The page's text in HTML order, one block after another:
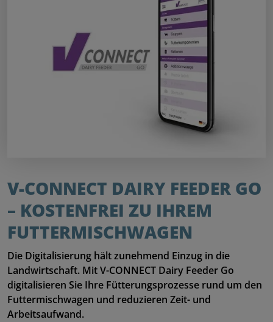
V-CONNECT DAIRY FEEDER GO
– KOSTENFREI ZU IHREM
FUTTERMISCHWAGEN
Die Digitalisierung hält zunehmend Einzug in die
Landwirtschaft. Mit V-CONNECT Dairy Feeder Go
digitalisieren Sie Ihre Fütterungsprozesse rund um den
Futtermischwagen und reduzieren Zeit- und
Arbeitsaufwand.